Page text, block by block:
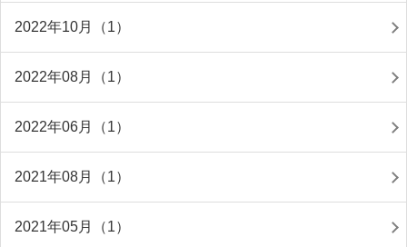
2022年10月（1）
2022年08月（1）
2022年06月（1）
2021年08月（1）
2021年05月（1）